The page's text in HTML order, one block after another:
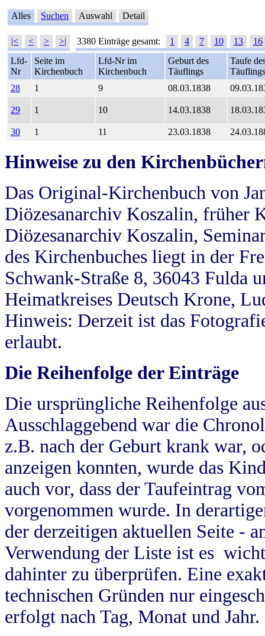
Alles Suchen Auswahl Detail
|< < > >| 3380 Einträge gesamt: 1 4 7 10 13
16
Lfd-
Nr
Seite im
Kirchenbuch
Lfd-Nr im
Kirchenbuch
Geburt des
Täuflings
Taufe
Täuflings
28
1 9 08.03.1838
29 1 10 14.03.1838
30 1 11 23.03.1838
Hinweise zu den
Das Original-Kirchenbuch von
Diözesanarchiv Koszalin, früher
Diözesanarchiv Koszalin,
des Kirchenbuches liegt in der
Schwank-Straße 8, 36043 Fulda
Heimatkreises Deutsch Krone,
Hinweis: Derzeit ist das
erlaubt.
Die Reihenfolge der Einträge
Die ursprüngliche Reihenfolge
Ausschlaggebend war die
z.B. nach der Geburt krank war,
anzeigen konnten, wurde das
auch vor, dass der Taufeintrag
vorgenommen wurde. In
der derzeitigen aktuellen Seite -
Verwendung der Liste ist es
dahinter zu überprüfen. Eine
technischen Gründen nur
erfolgt nach Tag, Monat und Jahr.